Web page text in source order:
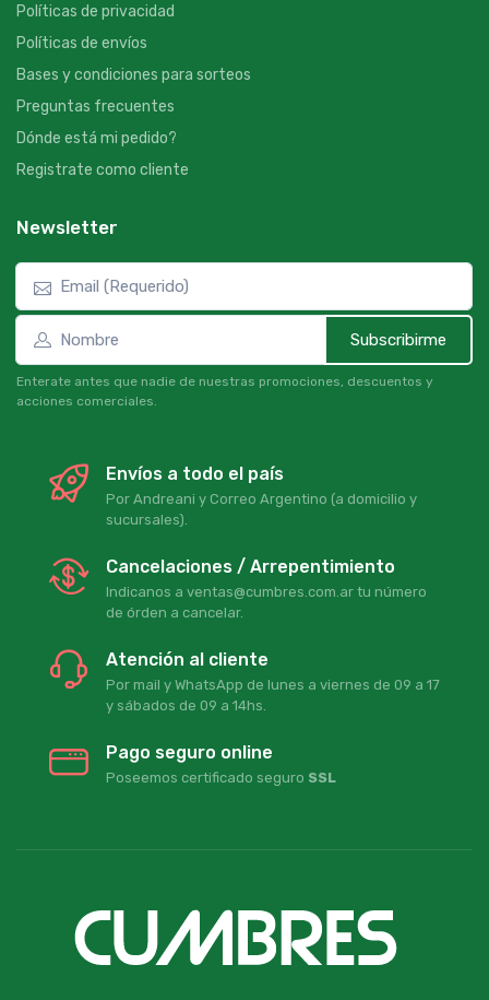
Políticas de privacidad
Políticas de envíos
Bases y condiciones para sorteos
Preguntas frecuentes
Dónde está mi pedido?
Registrate como cliente
Newsletter
Subscribirme
Enterate antes que nadie de nuestras promociones, descuentos y
acciones comerciales.
Envíos a todo el país
Por Andreani y Correo Argentino (a domicilio y
sucursales).
Cancelaciones / Arrepentimiento
Indicanos a ventas@cumbres.com.ar tu número
de órden a cancelar.
Atención al cliente
Por mail y WhatsApp de lunes a viernes de 09 a 17
y sábados de 09 a 14hs.
Pago seguro online
Poseemos certificado seguro SSL